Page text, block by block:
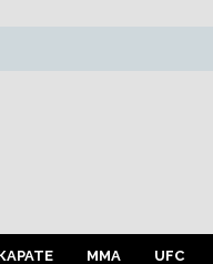
ММА UFC